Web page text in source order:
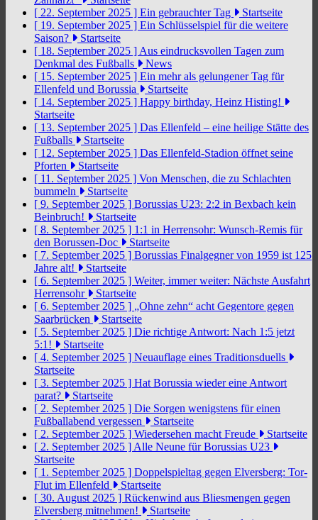
[ 22. September 2025 ] Ein gebrauchter Tag
Startseite
[ 19. September 2025 ] Ein Schlüsselspiel für die weitere
Saison?
Startseite
[ 18. September 2025 ] Aus eindrucksvollen Tagen zum
Denkmal des Fußballs
News
[ 15. September 2025 ] Ein mehr als gelungener Tag für
Ellenfeld und Borussia
Startseite
[ 14. September 2025 ] Happy birthday, Heinz Histing!
Startseite
[ 13. September 2025 ] Das Ellenfeld – eine heilige Stätte des
Fußballs
Startseite
[ 12. September 2025 ] Das Ellenfeld-Stadion öffnet seine
Pforten
Startseite
[ 11. September 2025 ] Von Menschen, die zu Schlachten
bummeln
Startseite
[ 9. September 2025 ] Borussias U23: 2:2 in Bexbach kein
Beinbruch!
Startseite
[ 8. September 2025 ] 1:1 in Herrensohr: Wunsch-Remis für
den Borussen-Doc
Startseite
[ 7. September 2025 ] Borussias Finalgegner von 1959 ist 125
Jahre alt!
Startseite
[ 6. September 2025 ] Weiter, immer weiter: Nächste Ausfahrt
Herrensohr
Startseite
[ 6. September 2025 ] „Ohne zehn“ acht Gegentore gegen
Saarbrücken
Startseite
[ 5. September 2025 ] Die richtige Antwort: Nach 1:5 jetzt
5:1!
Startseite
[ 4. September 2025 ] Neuauflage eines Traditionsduells
Startseite
[ 3. September 2025 ] Hat Borussia wieder eine Antwort
parat?
Startseite
[ 2. September 2025 ] Die Sorgen wenigstens für einen
Fußballabend vergessen
Startseite
[ 2. September 2025 ] Wiedersehen macht Freude
Startseite
[ 2. September 2025 ] Alle Neune für Borussias U23
Startseite
[ 1. September 2025 ] Doppelspieltag gegen Elversberg: Tor-
Flut im Ellenfeld
Startseite
[ 30. August 2025 ] Rückenwind aus Bliesmengen gegen
Elversberg mitnehmen!
Startseite